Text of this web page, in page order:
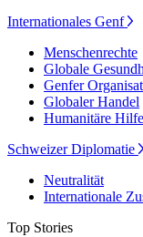
Internationales Genf
Menschenrechte
Globale
Genfer
Globaler Handel
Humanitäre Hilfe
Schweizer Diplomatie
Neutralität
Internationale
Top Stories